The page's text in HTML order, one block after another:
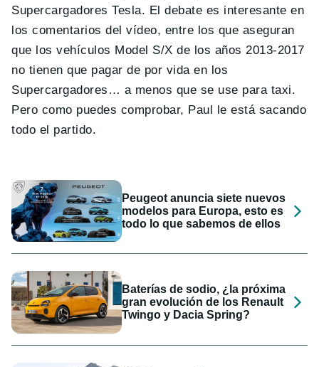
Supercargadores Tesla. El debate es interesante en
los comentarios del vídeo, entre los que aseguran
que los vehículos Model S/X de los años 2013-2017
no tienen que pagar de por vida en los
Supercargadores… a menos que se use para taxi.
Pero como puedes comprobar, Paul le está sacando
todo el partido.
Peugeot anuncia siete nuevos
modelos para Europa, esto es
todo lo que sabemos de ellos
Baterías de sodio, ¿la próxima
gran evolución de los Renault
Twingo y Dacia Spring?